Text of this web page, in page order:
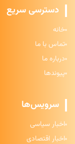
دسترسی سریع
خانه
تماس با ما
درباره ما
پیوندها
سرویس‌ها
اخبار سیاسی
اخبار اقتصادی